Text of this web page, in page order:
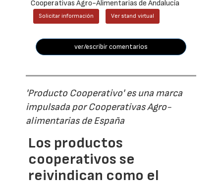
Cooperativas Agro-Alimentarias de Andalucía
Solicitar información Ver stand virtual
ver/escribir comentarios
'Producto Cooperativo' es una marca
impulsada por Cooperativas Agro-
alimentarias de España
Los productos
cooperativos se
reivindican como el